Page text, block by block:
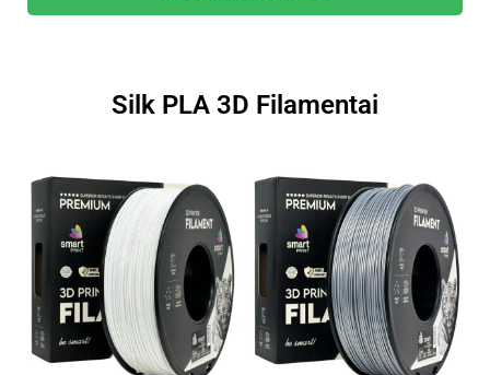
Silk PLA 3D Filamentai